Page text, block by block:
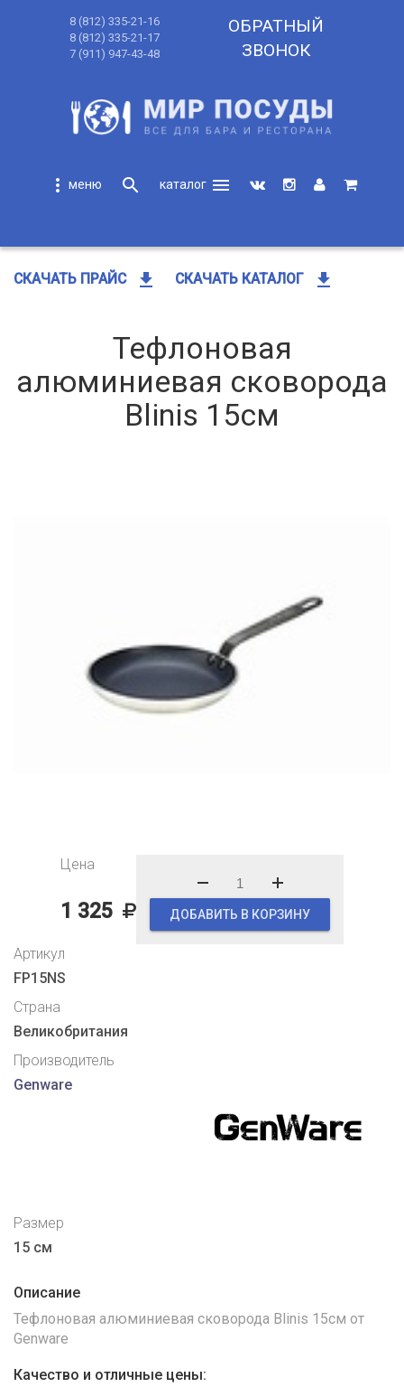
8 (812) 335-21-16
8 (812) 335-21-17
7 (911) 947-43-48
ОБРАТНЫЙ
ЗВОНОК
more_vert search
menu
СКАЧАТЬ ПРАЙС get_app СКАЧАТЬ КАТАЛОГ get_app
Тефлоновая
алюминиевая сковорода
Blinis 15см
Цена
1 325 ДОБАВИТЬ В КОРЗИНУ
Артикул
FP15NS
Страна
Великобритания
Производитель
Genware
Размер
15 см
Описание
Тефлоновая алюминиевая сковорода Blinis 15см от
Genware
Качество и отличные цены: